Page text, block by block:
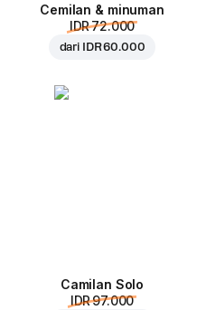
Cemilan & minuman
IDR 72.000
dari IDR 60.000
Camilan Solo
IDR 97.000